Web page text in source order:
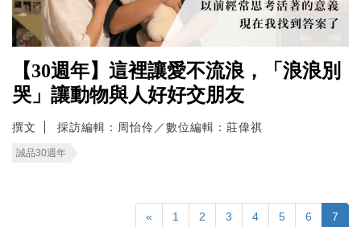
【30週年】這裡讓愛不流浪，「浪浪別
哭」讓動物與人好好交朋友
撰文 採訪編輯：周怡伶／數位編輯：莊偉祺
誠品30週年
« 1 2 3 4 5 6 7